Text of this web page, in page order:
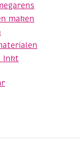
maken
Inkt